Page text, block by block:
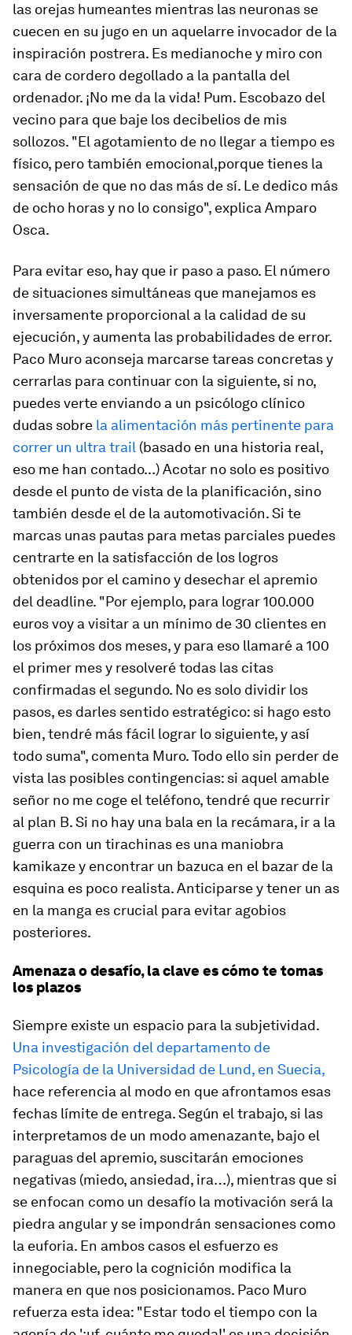
las orejas humeantes mientras las neuronas se
cuecen en su jugo en un aquelarre invocador de la
inspiración postrera. Es medianoche y miro con
cara de cordero degollado a la pantalla del
ordenador. ¡No me da la vida! Pum. Escobazo del
vecino para que baje los decibelios de mis
sollozos. "El agotamiento de no llegar a tiempo es
físico, pero también emocional,porque tienes la
sensación de que no das más de sí. Le dedico más
de ocho horas y no lo consigo", explica Amparo
Osca.
Para evitar eso, hay que ir paso a paso. El número
de situaciones simultáneas que manejamos es
inversamente proporcional a la calidad de su
ejecución, y aumenta las probabilidades de error.
Paco Muro aconseja marcarse tareas concretas y
cerrarlas para continuar con la siguiente, si no,
puedes verte enviando a un psicólogo clínico
dudas sobre la alimentación más pertinente para
correr un ultra trail (basado en una historia real,
eso me han contado...) Acotar no solo es positivo
desde el punto de vista de la planificación, sino
también desde el de la automotivación. Si te
marcas unas pautas para metas parciales puedes
centrarte en la satisfacción de los logros
obtenidos por el camino y desechar el apremio
del deadline. "Por ejemplo, para lograr 100.000
euros voy a visitar a un mínimo de 30 clientes en
los próximos dos meses, y para eso llamaré a 100
el primer mes y resolveré todas las citas
confirmadas el segundo. No es solo dividir los
pasos, es darles sentido estratégico: si hago esto
bien, tendré más fácil lograr lo siguiente, y así
todo suma", comenta Muro. Todo ello sin perder de
vista las posibles contingencias: si aquel amable
señor no me coge el teléfono, tendré que recurrir
al plan B. Si no hay una bala en la recámara, ir a la
guerra con un tirachinas es una maniobra
kamikaze y encontrar un bazuca en el bazar de la
esquina es poco realista. Anticiparse y tener un as
en la manga es crucial para evitar agobios
posteriores.
Amenaza o desafío, la clave es cómo te tomas
los plazos
Siempre existe un espacio para la subjetividad.
Una investigación del departamento de
Psicología de la Universidad de Lund, en Suecia,
hace referencia al modo en que afrontamos esas
fechas límite de entrega. Según el trabajo, si las
interpretamos de un modo amenazante, bajo el
paraguas del apremio, suscitarán emociones
negativas (miedo, ansiedad, ira…), mientras que si
se enfocan como un desafío la motivación será la
piedra angular y se impondrán sensaciones como
la euforia. En ambos casos el esfuerzo es
innegociable, pero la cognición modifica la
manera en que nos posicionamos. Paco Muro
refuerza esta idea: "Estar todo el tiempo con la